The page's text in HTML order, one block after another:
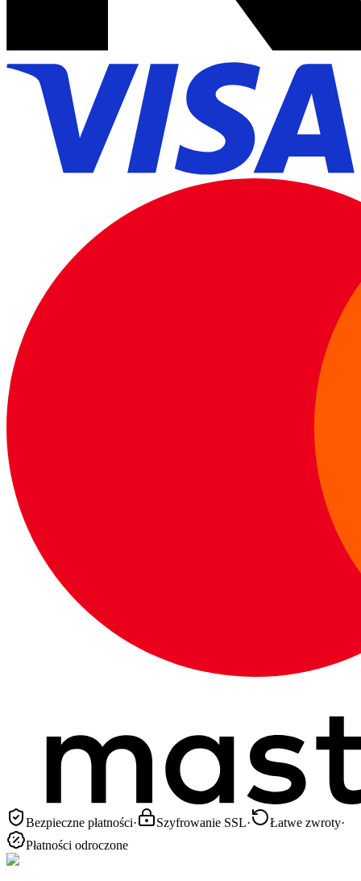
Bezpieczne płatności· Szyfrowanie SSL· Łatwe zwroty·
Płatności odroczone